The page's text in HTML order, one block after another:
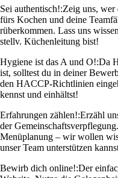
Sei authentisch!:Zeig uns,
fürs Kochen und deine
rüberkommen. Lass uns
stellv. Küchenleitung bist!
Hygiene ist das A und O!:Da
ist, solltest du in deiner
den HACCP-Richtlinien
kennst und einhältst!
Erfahrungen zählen!:Erzähl
der
Menüplanung – wir wollen
unser Team unterstützen
Bewirb dich online!:Der